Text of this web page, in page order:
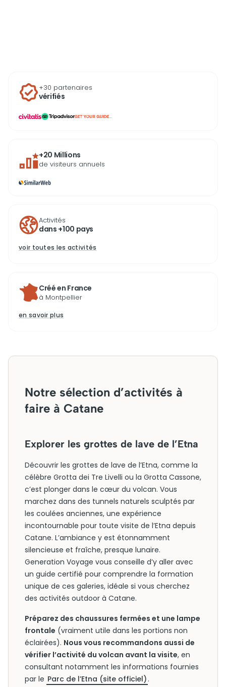
+30 partenaires
vérifiés
...
+20 Millions
de visiteurs annuels
Activités
dans +100 pays
voir toutes les activités
Créé en France
à Montpellier
en savoir plus
Notre sélection d’activités à
faire à Catane
Explorer les grottes de lave de l’Etna
Découvrir les grottes de lave de l’Etna, comme la
célèbre Grotta dei Tre Livelli ou la Grotta Cassone,
c’est plonger dans le cœur du volcan. Vous
marchez dans des tunnels naturels sculptés par
les coulées anciennes, une expérience
incontournable pour toute visite de l’Etna depuis
Catane. L’ambiance y est étonnamment
silencieuse et fraîche, presque lunaire.
Generation Voyage vous conseille d’y aller avec
un guide certifié pour comprendre la formation
unique de ces galeries, idéale si vous cherchez
des activités outdoor à Catane.
Préparez des chaussures fermées et une lampe
frontale (vraiment utile dans les portions non
éclairées). Nous vous recommandons aussi de
vérifier l’activité du volcan avant la visite, en
consultant notamment les informations fournies
par le Parc de l’Etna (site officiel) .